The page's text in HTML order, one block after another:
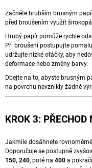
Začněte hrubším brusným
před broušením využít
Hrubý papír pomůže rychle
Při broušení postupujte
udržujte nízké otáčky, aby
deformace nebo změny barvy.
Dbejte na to, abyste brusným
na povrchu nevznikly žádné
KROK 3:
Jakmile dosáhnete
Doporučuje se postupně
150, 240, poté na 400 a